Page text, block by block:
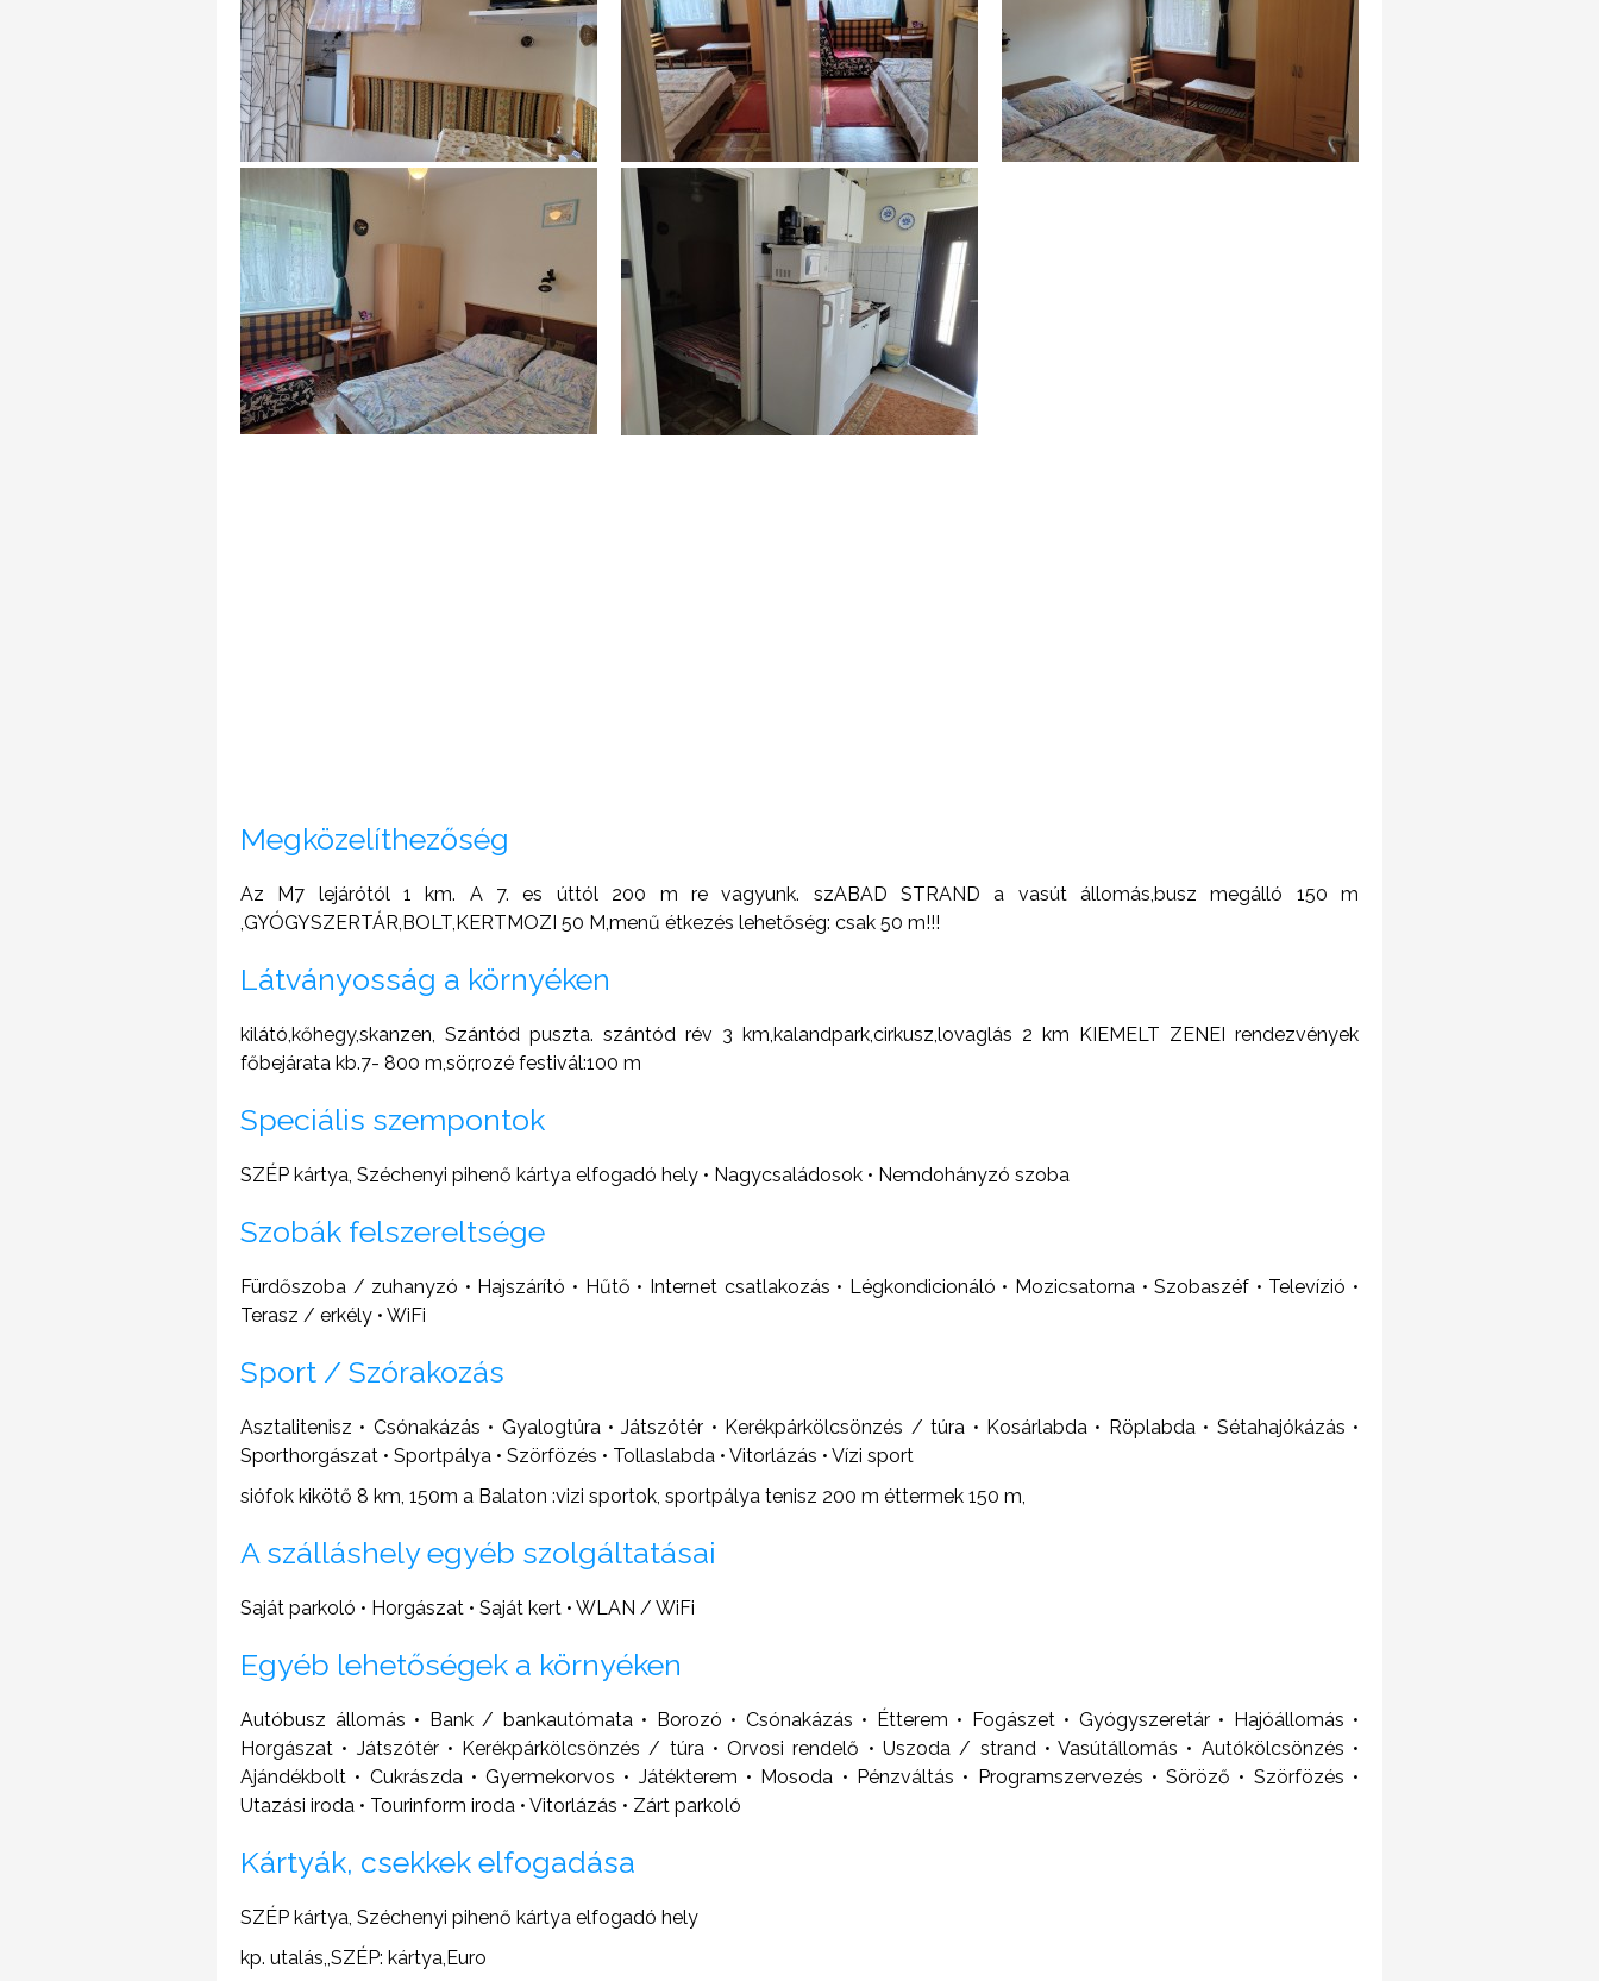
Megközelíthezőség
Az M7 lejárótól 1 km. A 7. es úttól 200 m re vagyunk. szABAD STRAND a vasút állomás,busz megálló 150 m
,GYÓGYSZERTÁR,BOLT,KERTMOZI 50 M,menű étkezés lehetőség: csak 50 m!!!
Látványosság a környéken
kilátó,kőhegy,skanzen, Szántód puszta. szántód rév 3 km,kalandpark,cirkusz,lovaglás 2 km KIEMELT ZENEI rendezvények
főbejárata kb.7- 800 m,sör,rozé festivál:100 m
Speciális szempontok
SZÉP kártya, Széchenyi pihenő kártya elfogadó hely • Nagycsaládosok • Nemdohányzó szoba
Szobák felszereltsége
Fürdőszoba / zuhanyzó • Hajszárító • Hűtő • Internet csatlakozás • Légkondicionáló • Mozicsatorna • Szobaszéf • Televízió •
Terasz / erkély • WiFi
Sport / Szórakozás
Asztalitenisz • Csónakázás • Gyalogtúra • Játszótér • Kerékpárkölcsönzés / túra • Kosárlabda • Röplabda • Sétahajókázás •
Sporthorgászat • Sportpálya • Szörfözés • Tollaslabda • Vitorlázás • Vízi sport
siófok kikötő 8 km, 150m a Balaton :vizi sportok, sportpálya tenisz 200 m éttermek 150 m,
A szálláshely egyéb szolgáltatásai
Saját parkoló • Horgászat • Saját kert • WLAN / WiFi
Egyéb lehetőségek a környéken
Autóbusz állomás • Bank / bankautómata • Borozó • Csónakázás • Étterem • Fogászet • Gyógyszeretár • Hajóállomás •
Horgászat • Játszótér • Kerékpárkölcsönzés / túra • Orvosi rendelő • Uszoda / strand • Vasútállomás • Autókölcsönzés •
Ajándékbolt • Cukrászda • Gyermekorvos • Játékterem • Mosoda • Pénzváltás • Programszervezés • Söröző • Szörfözés •
Utazási iroda • Tourinform iroda • Vitorlázás • Zárt parkoló
Kártyák, csekkek elfogadása
SZÉP kártya, Széchenyi pihenő kártya elfogadó hely
kp. utalás,,SZÉP: kártya,Euro